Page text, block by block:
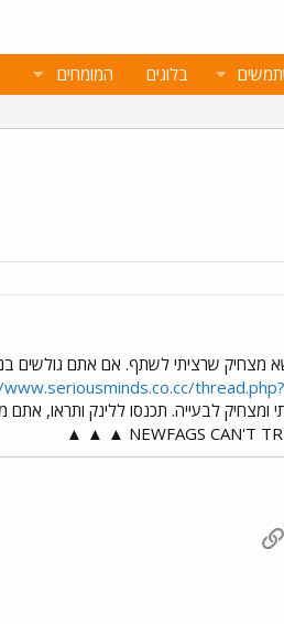
בלוגים המומחים
מצחיק שרציתי לשתף. אם אתם
ומצחיק לבעייה. תכנסו ללינק ותראו,
אלקטרוני